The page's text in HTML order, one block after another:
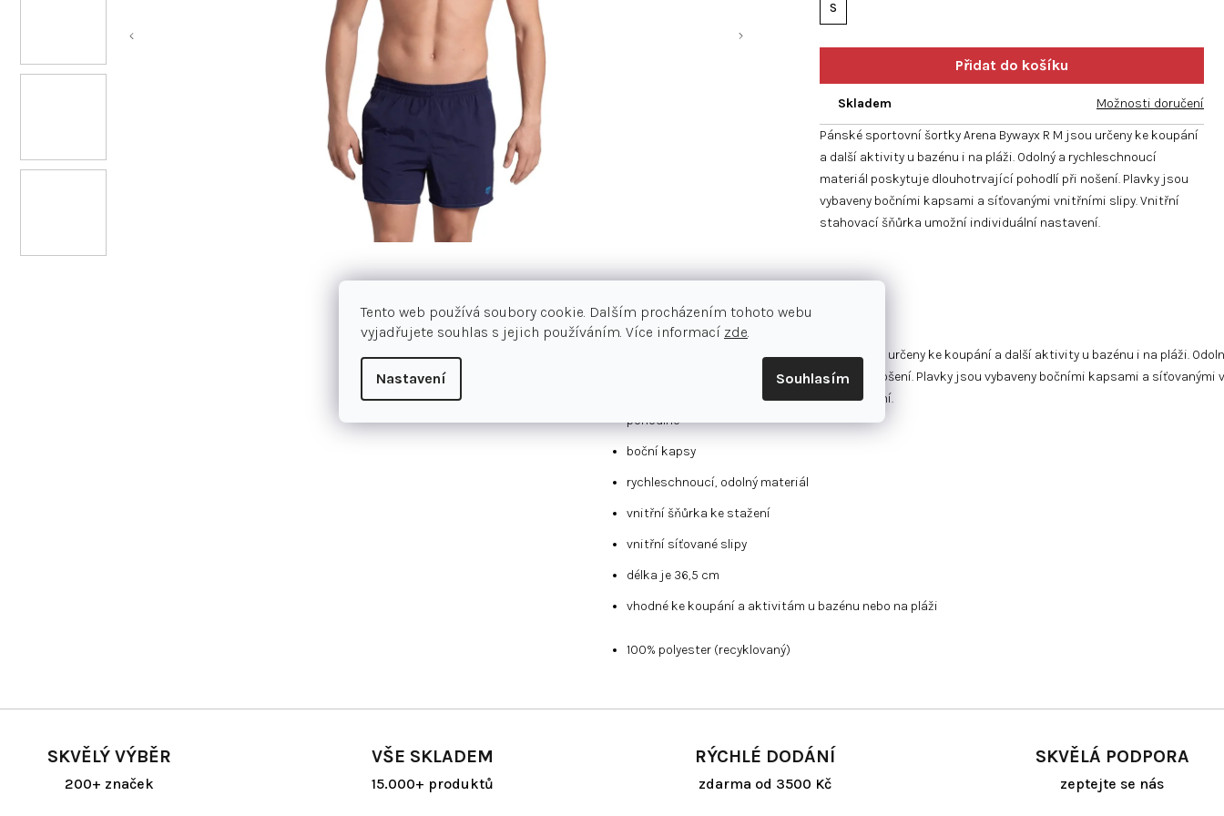
Tento web používá soubory cookie. Dalším procházením tohoto webu
vyjadřujete souhlas s jejich používáním. Více informací zde
Nastavení Souhlasím
Pánské sportovní šortky Arena Bywayx R M jsou určeny ke koupání
a další aktivity u bazénu i na pláži. Odolný a rychleschnoucí
materiál poskytuje dlouhotrvající pohodlí při nošení. Plavky jsou
vybaveny bočními kapsami a síťovanými vnitřními slipy. Vnitřní
stahovací šňůrka umožní individuální nastavení.
S
Skladem Možnosti doručení
SKVĚLÝ VÝBĚR
200+ značek
VŠE SKLADEM
15.000+ produktů
RÝCHLÉ DODÁNÍ
zdarma od 3500 Kč
SKVĚLÁ PODPORA
zeptejte se nás
Detailní popis produktu
Pánské sportovní šortky Arena Bywayx R M jsou určeny ke koupání a další aktivity u bazénu i na pláži.
materiál poskytuje dlouhotrvající pohodlí při nošení. Plavky jsou vybaveny bočními kapsami a síťovanými
stahovací šňůrka umožní individuální nastavení.
pohodlné
boční kapsy
rychleschnoucí, odolný materiál
vnitřní šňůrka ke stažení
vnitřní síťované slipy
délka je 36,5 cm
vhodné ke koupání a aktivitám u bazénu nebo na pláži
100% polyester (recyklovaný)